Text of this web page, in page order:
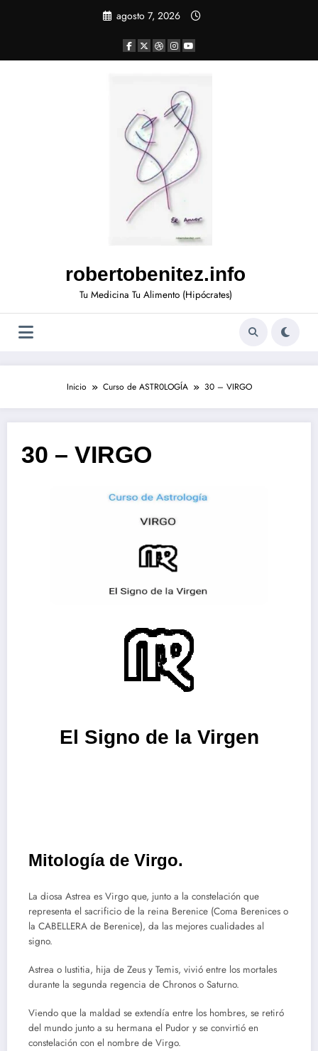
agosto 7, 2026
robertobenitez.info
Tu Medicina Tu Alimento (Hipócrates)
Inicio Curso de ASTR0LOGÍA 30 – VIRGO
30 – VIRGO
El Signo de la Virgen
Mitología de Virgo.
La diosa Astrea es Virgo que, junto a la constelación que
representa el sacrificio de la reina Berenice (Coma Berenices o
la CABELLERA de Berenice), da las mejores cualidades al
signo.
Astrea o Iustitia, hija de Zeus y Temis, vivió entre los mortales
durante la segunda regencia de Chronos o Saturno.
Viendo que la maldad se extendía entre los hombres, se retiró
del mundo junto a su hermana el Pudor y se convirtió en
constelación con el nombre de Virgo.